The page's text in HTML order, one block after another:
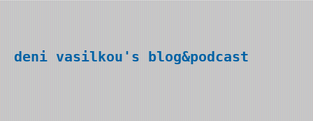
Перейти
к
содержимому
deni vasilkou's blog&podcast